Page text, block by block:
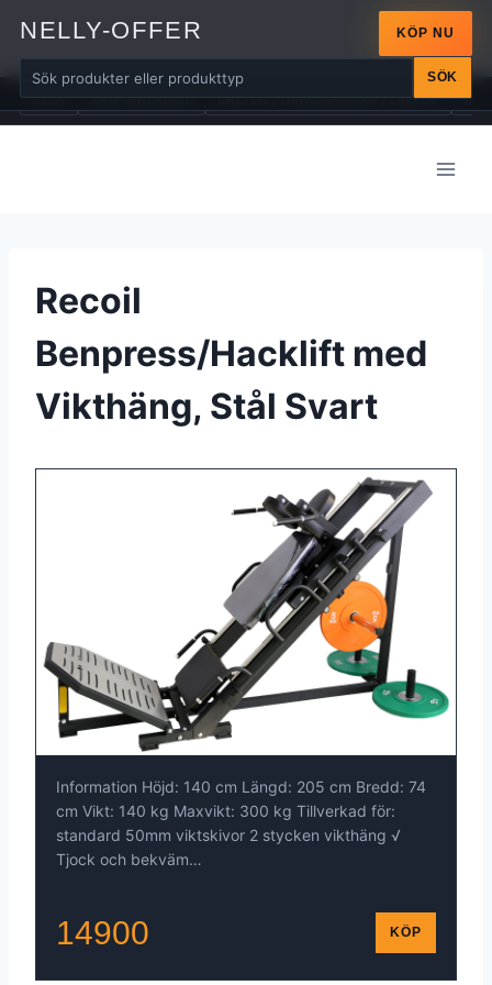
NELLY-OFFER
SÖK
KÖP NU
ALLA ARM-MASKINER BÄLTEN / DRAGREMMAR / LINDOR
Recoil
Benpress/Hacklift med
Vikthäng, Stål Svart
Information Höjd: 140 cm Längd: 205 cm Bredd: 74
cm Vikt: 140 kg Maxvikt: 300 kg Tillverkad för:
standard 50mm viktskivor 2 stycken vikthäng √
Tjock och bekväm…
14900 KÖP